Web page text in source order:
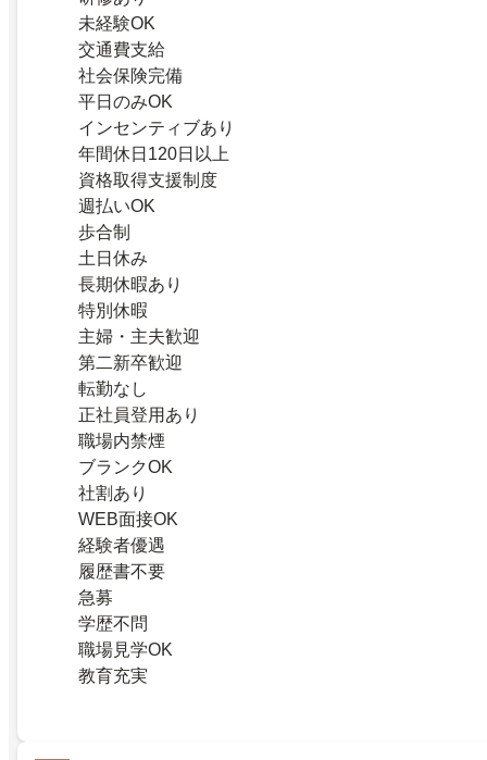
未経験OK
交通費支給
社会保険完備
平日のみOK
インセンティブあり
年間休日120日以上
資格取得支援制度
週払いOK
歩合制
土日休み
長期休暇あり
特別休暇
主婦・主夫歓迎
第二新卒歓迎
転勤なし
正社員登用あり
職場内禁煙
ブランクOK
社割あり
WEB面接OK
経験者優遇
履歴書不要
急募
学歴不問
職場見学OK
教育充実